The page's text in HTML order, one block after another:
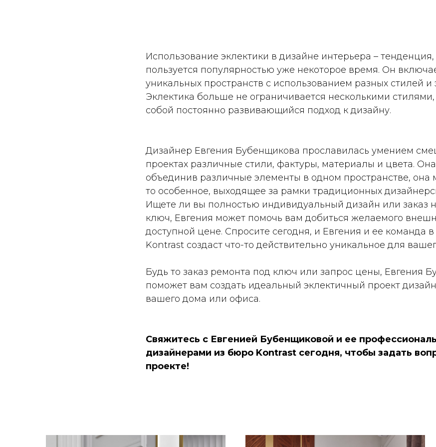
Использование эклектики в дизайне интерьера – тенденция,
пользуется популярностью уже некоторое время. Он
уникальных пространств с использованием разных стилей и
Эклектика больше не ограничивается несколькими
собой постоянно развивающийся подход к дизайну.
Дизайнер Евгения Бубенщикова прославилась умением
проектах различные стили, фактуры, материалы и цвета. Она
объединив различные элементы в одном пространстве, она
то особенное, выходящее за рамки традиционных
Ищете ли вы полностью индивидуальный дизайн или заказ
ключ, Евгения может помочь вам добиться желаемого
доступной цене. Спросите сегодня, и Евгения и ее команда
Kontrast создаст что-то действительно уникальное для
Будь то заказ ремонта под ключ или запрос цены, Евгения
поможет вам создать идеальный эклектичный проект
вашего дома или офиса.
Свяжитесь с Евгенией Бубенщиковой и ее
дизайнерами из бюро Kontrast сегодня, чтобы задать
проекте!